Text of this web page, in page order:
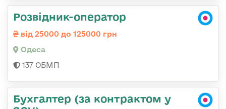
Розвідник-оператор
від 25000 до 125000 грн
Одеса
137 ОБМП
Бухгалтер (за контрактом у